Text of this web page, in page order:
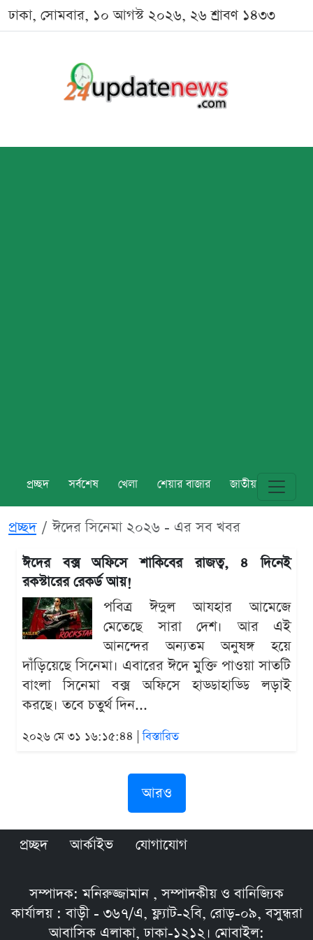
ঢাকা, সোমবার, ১০ আগস্ট ২০২৬, ২৬ শ্রাবণ ১৪৩৩
প্রচ্ছদ সর্বশেষ খেলা শেয়ার বাজার জাতীয় বিশ্ব
প্রচ্ছদ ঈদের সিনেমা ২০২৬ - এর সব খবর
ঈদের বক্স অফিসে শাকিবের রাজত্ব, ৪ দিনেই
রকস্টারের রেকর্ড আয়!
পবিত্র ঈদুল আযহার আমেজে
মেতেছে সারা দেশ। আর এই
আনন্দের অন্যতম অনুষঙ্গ হয়ে
দাঁড়িয়েছে সিনেমা। এবারের ঈদে মুক্তি পাওয়া সাতটি
বাংলা সিনেমা বক্স অফিসে হাড্ডাহাড্ডি লড়াই
করছে। তবে চতুর্থ দিন...
২০২৬ মে ৩১ ১৬:১৫:৪৪ |বিস্তারিত
আরও
প্রচ্ছদ আর্কাইভ যোগাযোগ
সম্পাদক: মনিরুজ্জামান , সম্পাদকীয় ও বানিজ্যিক
কার্যালয় : বাড়ী - ৩৬৭/এ, ফ্ল্যাট-২বি, রোড়-০৯, বসুন্ধরা
আবাসিক এলাকা, ঢাকা-১২১২। মোবাইল: